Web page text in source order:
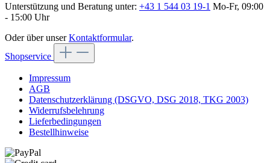
Unterstützung und Beratung unter: +43 1 544 03 19-1 Mo-Fr, 09:00
- 15:00 Uhr
Oder über unserKontaktformular.
Shopservice
Impressum
AGB
Datenschutzerklärung (DSGVO, DSG 2018, TKG 2003)
Widerrufsbelehrung
Lieferbedingungen
Bestellhinweise